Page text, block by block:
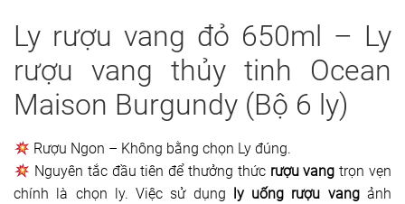
Ly rượu vang đỏ 650ml – Ly
rượu vang thủy tinh Ocean
Maison Burgundy (Bộ 6 ly)
Rượu Ngon – Không bằng chọn Ly đúng.
Nguyên tắc đầu tiên để thưởng thức rượu vang trọn vẹn
chính là chọn ly. Việc sử dụng
ly uống rượu vangảnh